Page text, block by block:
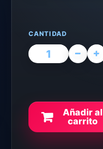
CANTIDAD
Añadir al
carrito